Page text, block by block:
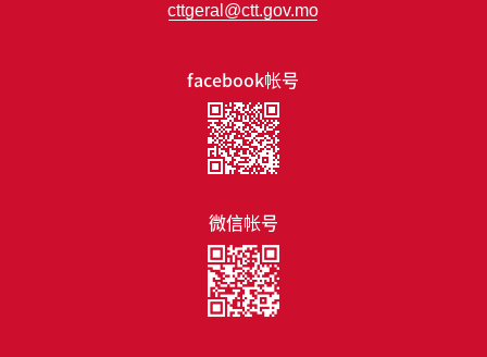
facebook帐号
微信帐号
cttgeral@ctt.gov.mo